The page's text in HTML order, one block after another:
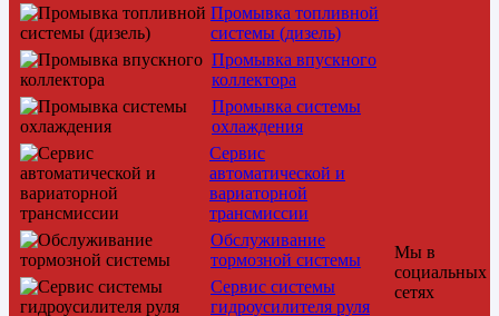
Промывка топливной
системы (дизель)
Промывка впускного
коллектора
Промывка системы
охлаждения
Сервис
автоматической и
вариаторной
трансмиссии
Обслуживание
тормозной системы
Сервис системы
гидроусилителя руля
Мы в
социальных
сетях